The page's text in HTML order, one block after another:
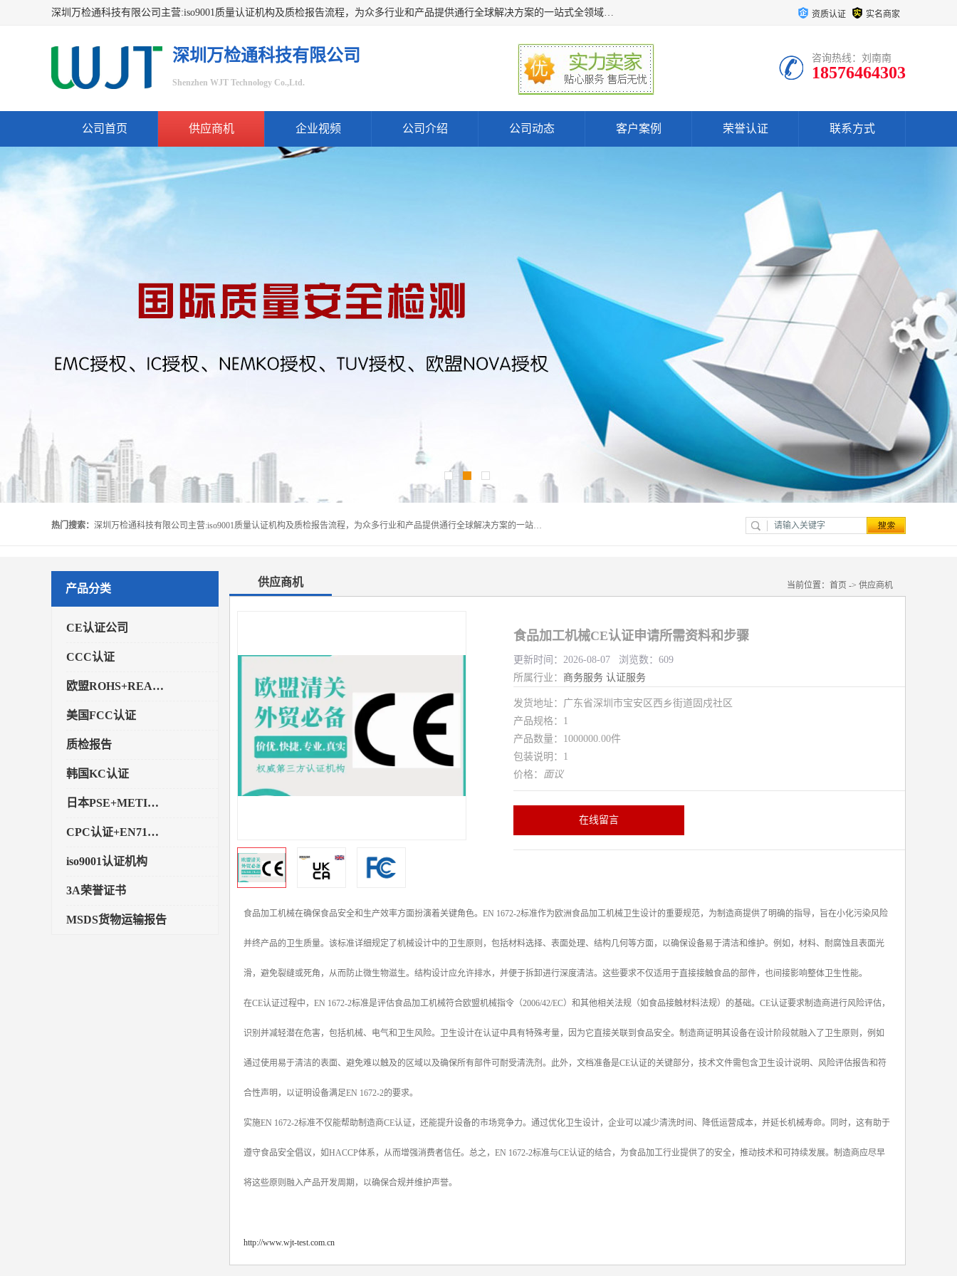
深圳万检通科技有限公司主营:iso9001质量认证机构及质检报告流程，为众多行业和产品提供通行全球解决方案的一站式全领域公共检测、鉴定、验货、srrc认证,质量检测认证及CE认证公司，帮助企业应对全球各种技术贸易壁垒，提升企业竞争优势，满足其对品质的高标准要求。 资质认证 实名商家
深圳万检通科技有限公司
Shenzhen WJT Technology Co.,Ltd.
咨询热线：刘南南
18576464303
公司首页 供应商机 企业视频 公司介绍 公司动态 客户案例 荣誉认证 联系方式
热门搜索： 深圳万检通科技有限公司主营:iso9001质量认证机构及质检报告流程，为众多行业和产品提供通行全球解决方案的一站式全领域公共检测、鉴定、验货、srrc认证,质量检测认证及CE认证公司，帮助企业应对全球各种技术贸易壁垒，提升企业竞争优势，满足其对品质的高标准要求。
产品分类
CE认证公司
CCC认证
欧盟ROHS+REACH认证
美国FCC认证
质检报告
韩国KC认证
日本PSE+METI备案
CPC认证+EN71玩具认证
iso9001认证机构
3A荣誉证书
MSDS货物运输报告
供应商机 当前位置： 首页 -> 供应商机
食品加工机械CE认证申请所需资料和步骤
更新时间：2026-08-07 浏览数：609
所属行业： 商务服务 认证服务
发货地址：广东省深圳市宝安区西乡街道固戍社区
产品规格：1
产品数量：1000000.00件
包装说明：1
价格： 面议
在线留言
食品加工机械在确保食品安全和生产效率方面扮演着关键角色。EN 1672-2标准作为欧洲食品加工机械卫生设计的重要规范，为制造商提供了明确的指导，旨在小化污染风险
并终产品的卫生质量。该标准详细规定了机械设计中的卫生原则，包括材料选择、表面处理、结构几何等方面，以确保设备易于清洁和维护。例如，材料、耐腐蚀且表面光
滑，避免裂缝或死角，从而防止微生物滋生。结构设计应允许排水，并便于拆卸进行深度清洁。这些要求不仅适用于直接接触食品的部件，也间接影响整体卫生性能。
在CE认证过程中，EN 1672-2标准是评估食品加工机械符合欧盟机械指令（2006/42/EC）和其他相关法规（如食品接触材料法规）的基础。CE认证要求制造商进行风险评估，
识别并减轻潜在危害，包括机械、电气和卫生风险。卫生设计在认证中具有特殊考量，因为它直接关联到食品安全。制造商证明其设备在设计阶段就融入了卫生原则，例如
通过使用易于清洁的表面、避免难以触及的区域以及确保所有部件可耐受清洗剂。此外，文档准备是CE认证的关键部分，技术文件需包含卫生设计说明、风险评估报告和符
合性声明，以证明设备满足EN 1672-2的要求。
实施EN 1672-2标准不仅能帮助制造商CE认证，还能提升设备的市场竞争力。通过优化卫生设计，企业可以减少清洗时间、降低运营成本，并延长机械寿命。同时，这有助于
遵守食品安全倡议，如HACCP体系，从而增强消费者信任。总之，EN 1672-2标准与CE认证的结合，为食品加工行业提供了的安全，推动技术和可持续发展。制造商应尽早
将这些原则融入产品开发周期，以确保合规并维护声誉。
http://www.wjt-test.com.cn